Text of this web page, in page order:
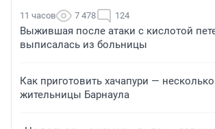
11 часов 7 478 124
Выжившая после атаки с кислотой
выписалась из больницы
Как приготовить хачапури —
жительницы Барнаула